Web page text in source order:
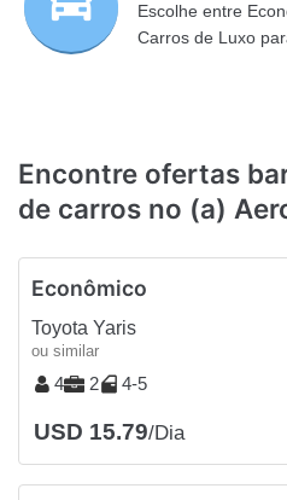
Escolhe entre
Carros de Luxo
Encontre ofertas
de carros no (a)
Econômico
Toyota Yaris
ou similar
4 2 4-5
USD 15.79/Dia